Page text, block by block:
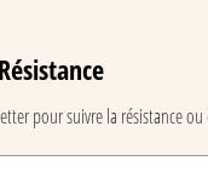
pour suivre la résistance ou